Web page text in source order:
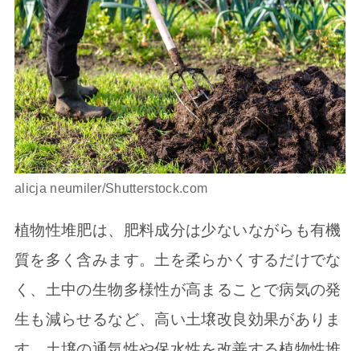
alicja neumiler/Shutterstock.com
植物性堆肥は、肥料成分は少ないながらも有機
質を多く含みます。土を柔らかくするだけでな
く、土中の生物多様性が高まることで病気の発
生も減らせるなど、高い土壌改良効果がありま